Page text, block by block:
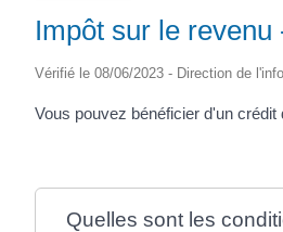
Impôt sur le
Vérifié le 08/06/2023 - Direction de
Vous pouvez bénéficier d'un
Quelles sont les